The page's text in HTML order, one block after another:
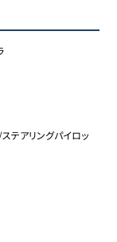
ステアリングパイロッ